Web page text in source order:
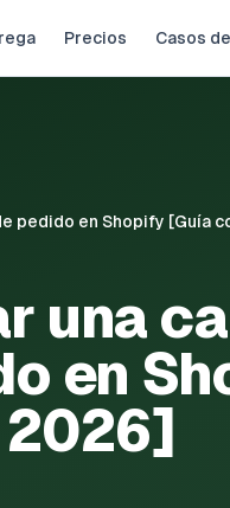
Precios Casos
pedido en Shopify [Guía
una
en